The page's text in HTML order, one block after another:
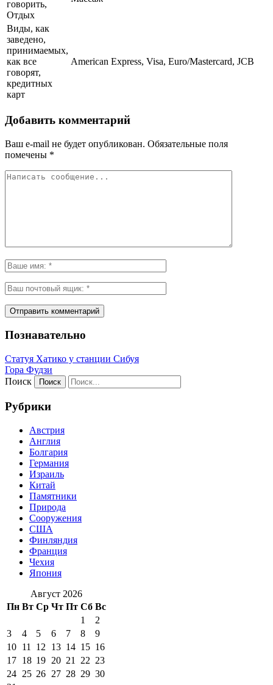
говорить,
Отдых
Виды, как
заведено,
принимаемых,
как все
говорят,
кредитных
карт
American Express, Visa, Euro/Mastercard, JCB
Добавить комментарий
Ваш e-mail не будет опубликован. Обязательные поля
помечены *
Познавательно
Статуя Хатико у станции Сибуя
Гора Фудзи
Поиск
Рубрики
Австрия
Англия
Болгария
Германия
Израиль
Китай
Памятники
Природа
Сооружения
США
Финляндия
Франция
Чехия
Япония
Август 2026
Пн Вт Ср Чт Пт Сб Вс
1
2
3
4 5 6 7 8
9
10 11 12 13 14 15 16
17 18 19 20 21 22 23
24 25 26 27 28 29 30